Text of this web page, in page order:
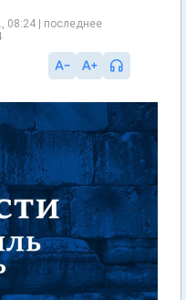
08:24 | последнее